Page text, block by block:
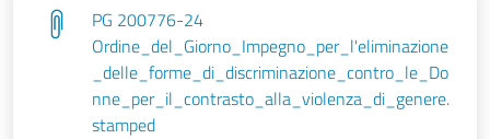
PG 200776-24
Ordine_del_Giorno_Impegno_per_l'eliminazione
_delle_forme_di_discriminazione_contro_le_Do
nne_per_il_contrasto_alla_violenza_di_genere.
stamped